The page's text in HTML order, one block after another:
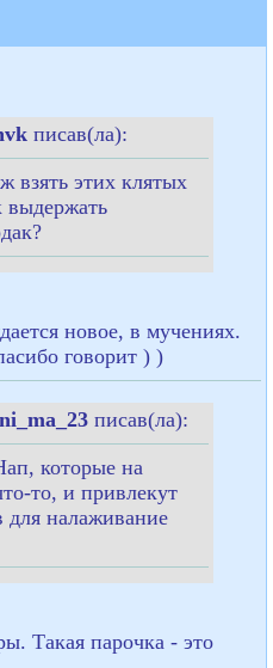
писав(ла):
взять этих клятых
выдержать
новое, в мучениях.
говорит ) )
писав(ла):
которые на
то, и привлекут
для налаживание
Такая парочка - это